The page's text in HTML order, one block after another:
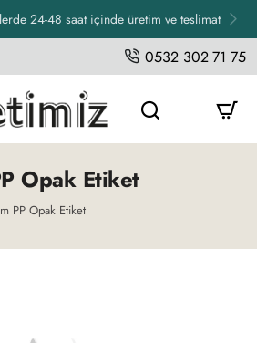
24-48 saat içinde üretim ve teslimat
0532 302 71 75
Opak Etiket
PP Opak Etiket